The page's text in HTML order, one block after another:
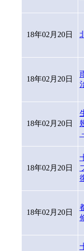
18年02月20日
18年02月20日
18年02月20日
18年02月20日
18年02月20日